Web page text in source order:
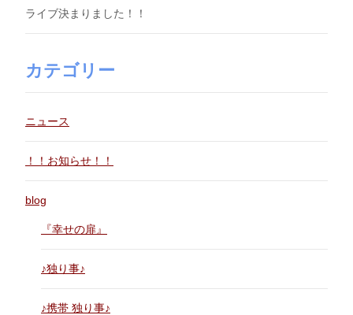
ライブ決まりました！！
カテゴリー
ニュース
！！お知らせ！！
blog
『幸せの扉』
♪独り事♪
♪携帯 独り事♪